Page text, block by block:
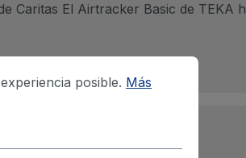
Caritas El Airtracker Basic de TEKA
posible. Más